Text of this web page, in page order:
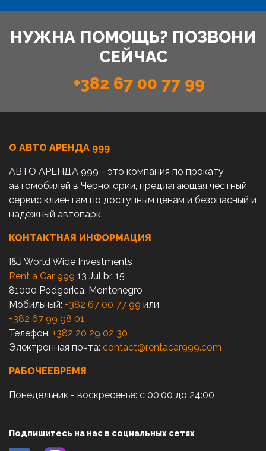
НУЖНА ПОМОЩЬ? ПОЗВОНИ
СЕЙЧАС
+382 67 00 77 99
О АВТО AРЕНДА 999
АВТО АРЕНДА 999 - это компания по прокату
автомобилей в Черногории, предлагающая честный
сервис клиентам по доступным ценам и безопасный и
надежный автопарк.
КОНТАКТНАЯ ИНФОРМАЦИЯ
I&J World Wide Investments
Rent a Car 999 13 Jul br. 15
81000 Podgorica, Montenegro
Мобильный: +382 67 00 77 99 или
+382 67 99 98 01
Телефон: +382 20 29 02 30
Электронная почта: contact@rentacar999.com
РАБОЧЕЕВРЕМЯ
Понедельник - воскресенье: с 00:00 до 24:00
Подпишитесь на нас в социальных сетях